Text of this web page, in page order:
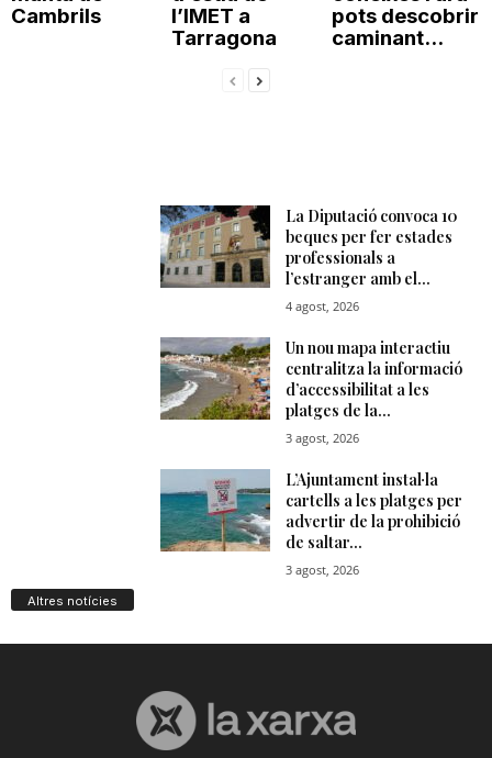
Cambrils
l’IMET a
Tarragona
pots descobrir
caminant...
Altres notícies